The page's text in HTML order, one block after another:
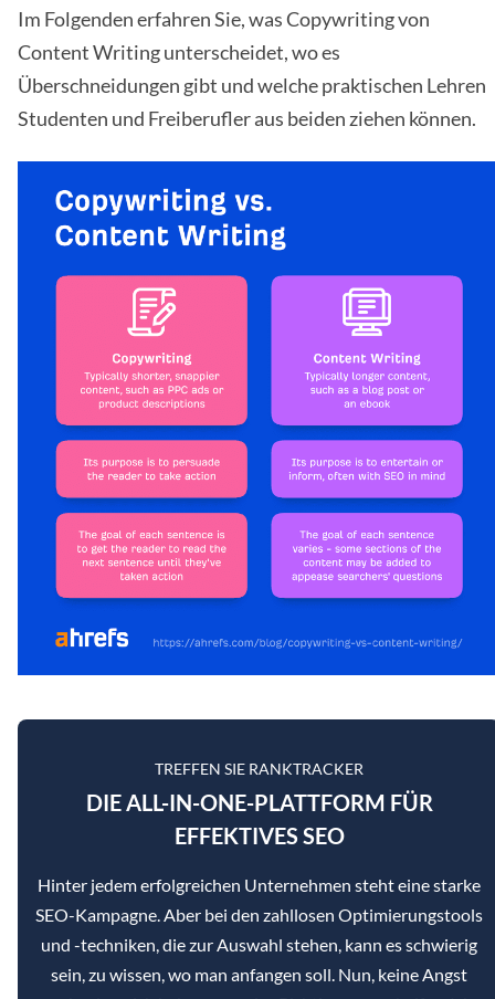
Im Folgenden erfahren Sie, was Copywriting von
Content Writing unterscheidet, wo es
Überschneidungen gibt und welche praktischen Lehren
Studenten und Freiberufler aus beiden ziehen können.
TREFFEN SIE RANKTRACKER
DIE ALL-IN-ONE-PLATTFORM FÜR
EFFEKTIVES SEO
Hinter jedem erfolgreichen Unternehmen steht eine starke
SEO-Kampagne. Aber bei den zahllosen Optimierungstools
und -techniken, die zur Auswahl stehen, kann es schwierig
sein, zu wissen, wo man anfangen soll. Nun, keine Angst